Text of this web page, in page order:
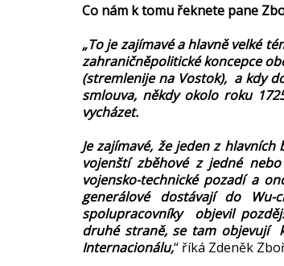
Co nám k tomu řeknete pane
„To je zajímavé a hlavně velké
zahraničněpolitické koncepce
(stremlenije na Vostok), a kdy
smlouva, někdy okolo roku
vycházet.
Je zajímavé, že jeden z
vojenští zběhové z jedné
vojensko-technické pozadí a
generálové dostávají do
spolupracovníky objevil
druhé straně, se tam objevují
Internacionálu,“ říká Zdeněk